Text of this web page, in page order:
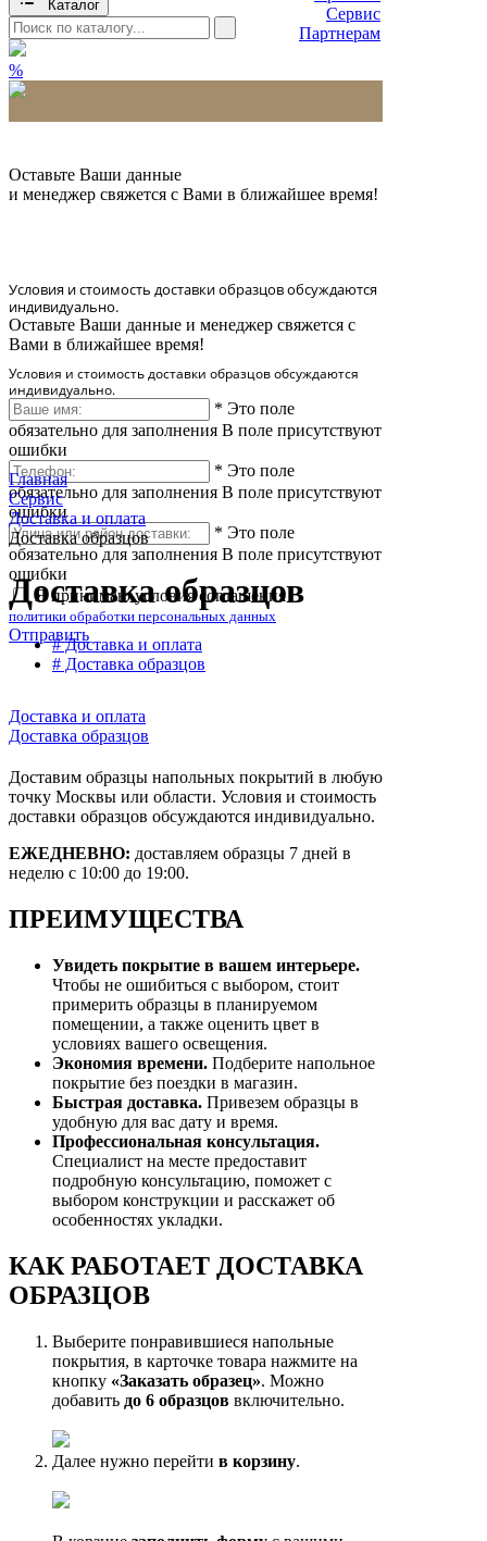
Сервис
Партнерам
Каталог
%
Оставьте Ваши данные
и менеджер свяжется с Вами в ближайшее время!
Условия и стоимость доставки образцов обсуждаются
индивидуально.
Оставьте Ваши данные и менеджер свяжется с
Вами в ближайшее время!
Условия и стоимость доставки образцов обсуждаются
индивидуально.
* Это поле
обязательно для заполнения В поле присутствуют
ошибки
* Это поле
обязательно для заполнения В поле присутствуют
ошибки
* Это поле
обязательно для заполнения В поле присутствуют
ошибки
Я принимаю условия соглашения
политики обработки персональных данных
Отправить
Главная
Сервис
Доставка и оплата
Доставка образцов
Доставка образцов
# Доставка и оплата
# Доставка образцов
Доставка и оплата
Доставка образцов
Доставим образцы напольных покрытий в любую
точку Москвы или области. Условия и стоимость
доставки образцов обсуждаются индивидуально.
ЕЖЕДНЕВНО: доставляем образцы 7 дней в
неделю с 10:00 до 19:00.
ПРЕИМУЩЕСТВА
Увидеть покрытие в вашем интерьере.
Чтобы не ошибиться с выбором, стоит
примерить образцы в планируемом
помещении, а также оценить цвет в
условиях вашего освещения.
Экономия времени. Подберите напольное
покрытие без поездки в магазин.
Быстрая доставка. Привезем образцы в
удобную для вас дату и время.
Профессиональная консультация.
Специалист на месте предоставит
подробную консультацию, поможет с
выбором конструкции и расскажет об
особенностях укладки.
КАК РАБОТАЕТ ДОСТАВКА
ОБРАЗЦОВ
Выберите понравившиеся напольные
покрытия, в карточке товара нажмите на
кнопку «Заказать образец». Можно
добавить до 6 образцов включительно.
Далее нужно перейти в корзину.